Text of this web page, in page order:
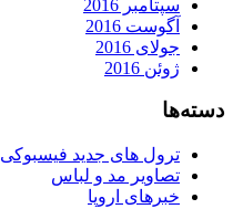
سپتامبر 2016
آگوست 2016
جولای 2016
ژوئن 2016
دسته‌ها
ترول های جدید فیسبوکی
تصاویر مد و لباس
خبرهای اروپا